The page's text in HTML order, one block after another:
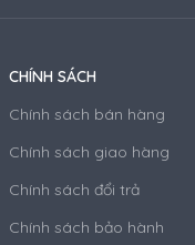
CHÍNH SÁCH
Chính sách bán hàng
Chính sách giao hàng
Chính sách đổi trả
Chính sách bảo hành